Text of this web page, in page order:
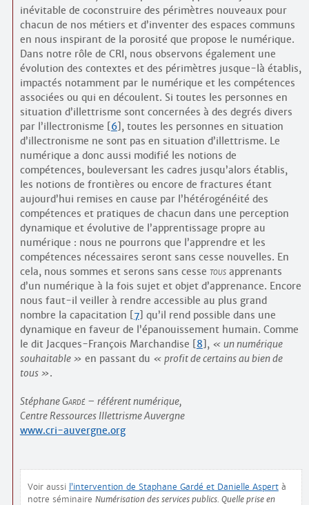
inévitable de coconstruire des périmètres nouveaux pour
chacun de nos métiers et d’inventer des espaces communs
en nous inspirant de la porosité que propose le numérique.
Dans notre rôle de CRI, nous observons également une
évolution des contextes et des périmètres jusque-là établis,
impactés notamment par le numérique et les compétences
associées ou qui en découlent. Si toutes les personnes en
situation d’illettrisme sont concernées à des degrés divers
par l’illectronisme [6], toutes les personnes en situation
d’illectronisme ne sont pas en situation d’illettrisme. Le
numérique a donc aussi modifié les notions de
compétences, bouleversant les cadres jusqu’alors établis,
les notions de frontières ou encore de fractures étant
aujourd’hui remises en cause par l’hétérogénéité des
compétences et pratiques de chacun dans une perception
dynamique et évolutive de l’apprentissage propre au
numérique : nous ne pourrons que l’apprendre et les
compétences nécessaires seront sans cesse nouvelles. En
cela, nous sommes et serons sans cesse tousapprenants
d’un numérique à la fois sujet et objet d’apprenance. Encore
nous faut-il veiller à rendre accessible au plus grand
nombre la capacitation [7] qu’il rend possible dans une
dynamique en faveur de l’épanouissement humain. Comme
le dit Jacques-François Marchandise [8],
un numérique
souhaitable
en passant du
profit de certains au bien de
tous
.
StéphaneGardé– référent numérique,
Centre Ressources Illettrisme Auvergne
www.cri-auvergne.org
Voir aussi l’intervention de Staphane Gardé et Danielle Aspertà
notre séminaire Numérisation des services publics. Quelle prise en